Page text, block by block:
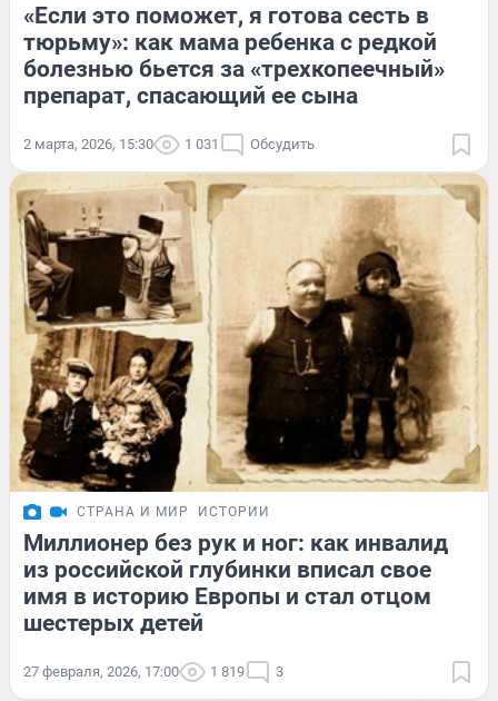
«Если это поможет, я готова сесть в
тюрьму»: как мама ребенка с редкой
болезнью бьется за «трехкопеечный»
препарат, спасающий ее сына
2 марта, 2026, 15:30 1 031 Обсудить
СТРАНА И МИР ИСТОРИИ
Миллионер без рук и ног: как инвалид
из российской глубинки вписал свое
имя в историю Европы и стал отцом
шестерых детей
27 февраля, 2026, 17:00 1 819 3